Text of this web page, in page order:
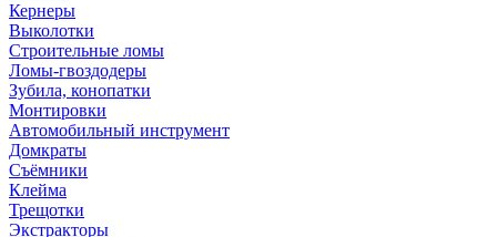
Кернеры
Выколотки
Строительные ломы
Ломы-гвоздодеры
Зубила, конопатки
Монтировки
Автомобильный инструмент
Домкраты
Съёмники
Клейма
Трещотки
Экстракторы